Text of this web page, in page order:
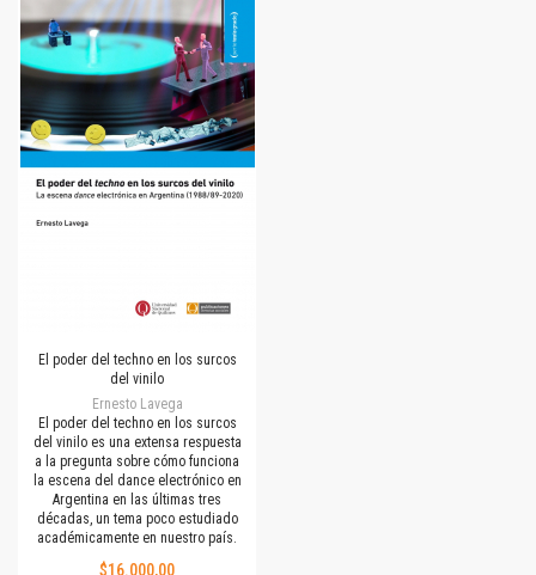
El poder del techno en los surcos
del vinilo
Ernesto Lavega
El poder del techno en los surcos
del vinilo es una extensa respuesta
a la pregunta sobre cómo funciona
la escena del dance electrónico en
Argentina en las últimas tres
décadas, un tema poco estudiado
académicamente en nuestro país.
$16.000,00